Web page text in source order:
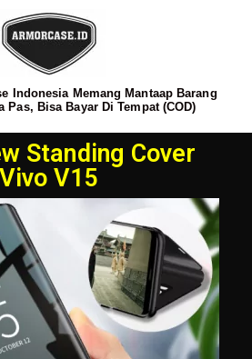
Indonesia Memang Mantaap Barang
Pas, Bisa Bayar Di Tempat (COD)
Standing Cover
Vivo V15